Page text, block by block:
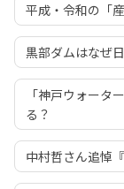
平成・令和の「
黒部ダムはなぜ
「神戸ウォータ
る？
中村哲さん追悼